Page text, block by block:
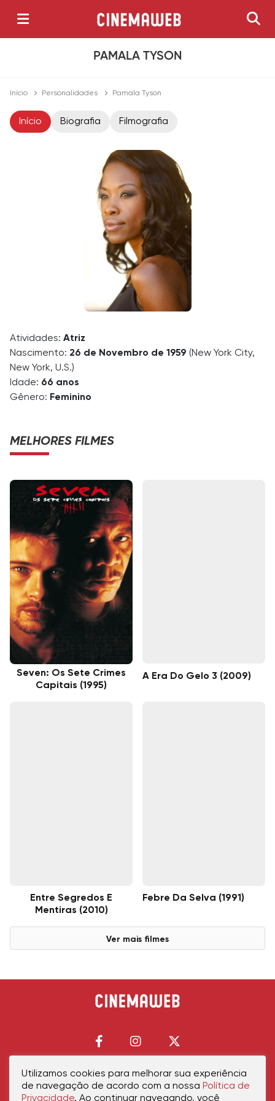
PAMALA TYSON
Início Personalidades Pamala Tyson
Início Biografia Filmografia
Atividades: Atriz
Nascimento: 26 de Novembro de 1959 (New York City,
New York, U.S.)
Idade: 66 anos
Gênero: Feminino
MELHORES FILMES
Seven: Os Sete Crimes
Capitais (1995)
A Era Do Gelo 3 (2009)
Entre Segredos E
Mentiras (2010)
Febre Da Selva (1991)
Ver mais filmes
Início Política de PrivacidadePolítica de CookiesContatoSobre Nós
Utilizamos cookies para melhorar sua experiência
de navegação de acordo com a nossa Política de
Privacidade. Ao continuar navegando, você